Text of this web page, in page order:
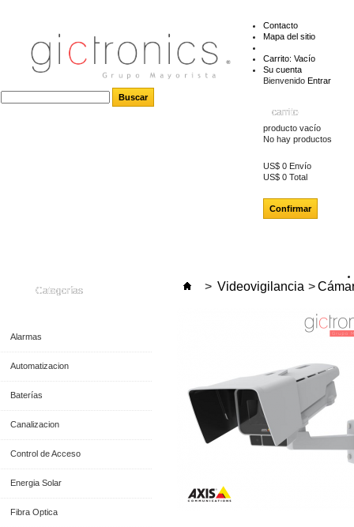
Contacto
Mapa del sitio
Carrito: Vacío
Su cuenta
Bienvenido Entrar
carrito
producto vacío
No hay productos
US$ 0 Envío
US$ 0 Total
Confirmar
Categorías
Alarmas
Automatizacion
Baterías
Canalizacion
Control de Acceso
Energia Solar
Fibra Optica
> Videovigilancia >